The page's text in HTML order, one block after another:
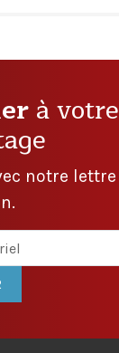
à votre
notre lettre